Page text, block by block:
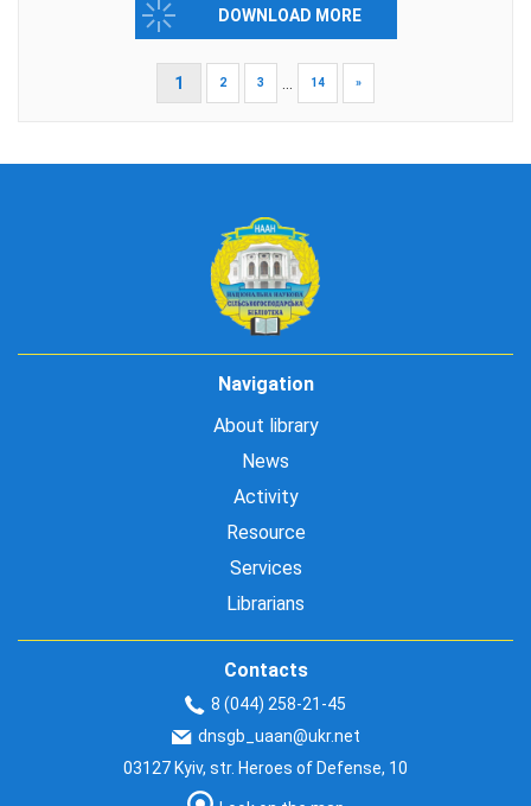
DOWNLOAD MORE
1 2 3 14 »
Navigation
About library
News
Activity
Resource
Services
Librarians
Contacts
8 (044) 258-21-45
dnsgb_uaan@ukr.net
03127 Kyiv, str. Heroes of Defense, 10